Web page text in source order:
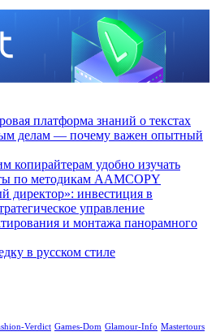
платформа знаний о текстах
делам — почему важен опытный
копирайтерам удобно изучать
по методикам AAMCOPY
директор»: инвестиция в
управление
и монтажа панорамного
в русском стиле
Verdict Games-Dom Glamour-Info Mastertours